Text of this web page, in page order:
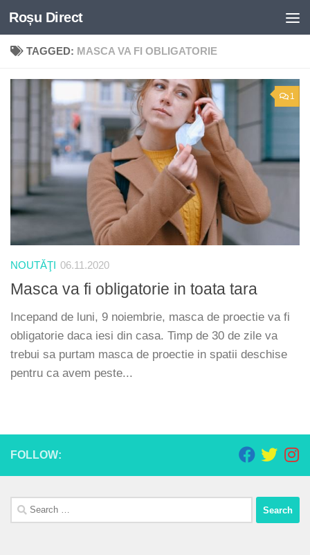
Skip to content
Roșu Direct
TAGGED: MASCA VA FI OBLIGATORIE
1
NOUTĂŢI 06.11.2020
Masca va fi obligatorie in toata tara
Incepand de luni, 9 noiembrie, masca de proectie va fi
obligatorie daca iesi din casa. Timp de 30 de zile va
trebui sa purtam masca de proectie in spatii deschise
pentru ca avem peste...
FOLLOW:
Search
for: